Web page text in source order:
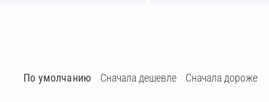
По умолчанию Сначала дешевле Сначала дороже